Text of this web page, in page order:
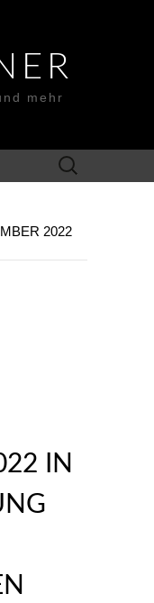
mehr
Suchen
nach:
2022
IN